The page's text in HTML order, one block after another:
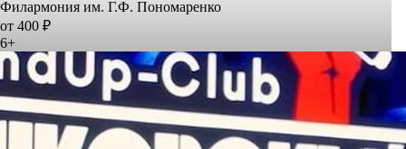
Филармония им. Г.Ф. Пономаренко
от 400 ₽
6+